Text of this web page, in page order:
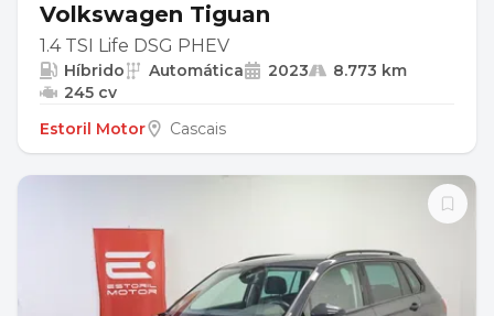
Volkswagen Tiguan
1.4 TSI Life DSG PHEV
Híbrido Automática 2023
8.773 km
245 cv
Estoril Motor
Cascais